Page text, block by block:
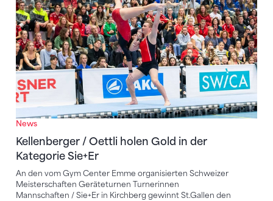
News
Kellenberger / Oettli holen Gold in der
Kategorie Sie+Er
An den vom Gym Center Emme organisierten Schweizer
Meisterschaften Geräteturnen Turnerinnen
Mannschaften / Sie+Er in Kirchberg gewinnt St.Gallen den